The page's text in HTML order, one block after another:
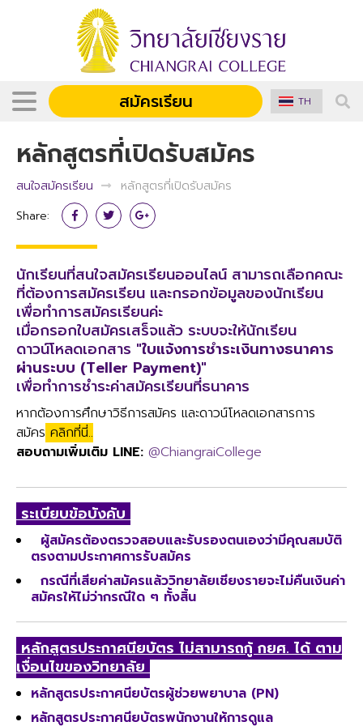
สมัครเรียน TH
หลักสูตรที่เปิดรับสมัคร
สนใจสมัครเรียน
หลักสูตรที่เปิดรับสมัคร
Share:
นักเรียนที่สนใจสมัครเรียนออนไลน์ สามารถเลือกคณะ
ที่ต้องการสมัครเรียน และกรอกข้อมูลของนักเรียน
เพื่อทำการสมัครเรียนค่ะ
เมื่อกรอกใบสมัครเสร็จแล้ว ระบบจะให้นักเรียน
ดาวน์โหลดเอกสาร "ใบแจ้งการชำระเงินทางธนาคาร
ผ่านระบบ (Teller Payment)"
เพื่อทำการชำระค่าสมัครเรียนที่ธนาคาร
หากต้องการศึกษาวิธีการสมัคร และดาวน์โหลดเอกสารการ
สมัคร คลิกที่นี่..
สอบถามเพิ่มเติม LINE: @ChiangraiCollege
ระเบียบข้อบังคับ
ผู้สมัครต้องตรวจสอบและรับรองตนเองว่ามีคุณสมบัติ
ตรงตามประกาศการรับสมัคร
กรณีที่เสียค่าสมัครแล้ววิทยาลัยเชียงรายจะไม่คืนเงินค่า
สมัครให้ไม่ว่ากรณีใด ๆ ทั้งสิ้น
หลักสูตรประกาศนียบัตร ไม่สามารถกู้ กยศ. ได้ ตาม
เงื่อนไขของวิทยาลัย
หลักสูตรประกาศนียบัตรผู้ช่วยพยาบาล (PN)
หลักสูตรประกาศนียบัตรพนักงานให้การดูแล